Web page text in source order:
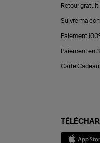
Retour gratuit
Suivre ma
Paiement
Paiement en
Carte Cadeau